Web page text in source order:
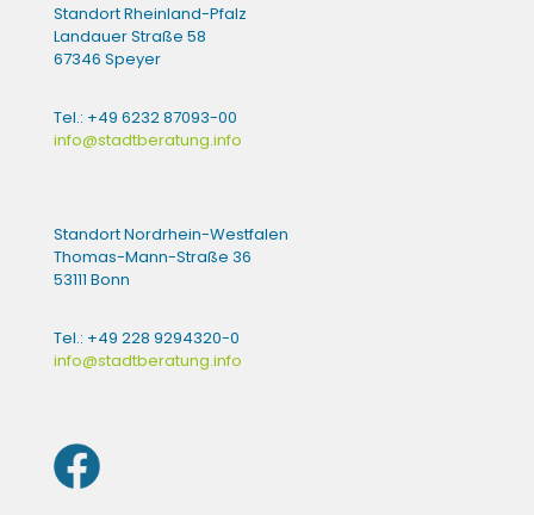
Standort Rheinland-Pfalz
Landauer Straße 58
67346 Speyer
Tel.: +49 6232 87093-00
info@stadtberatung.info
Standort Nordrhein-Westfalen
Thomas-Mann-Straße 36
53111 Bonn
Tel.: +49 228 9294320-0
info@stadtberatung.info